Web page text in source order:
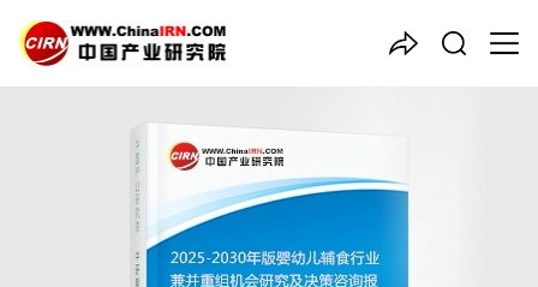
中国产业咨询领导者
2025-2030年版
行业兼并重组机会研究及决策
咨询报告
品质保障，一年免费更新维护
出版日期：2025年10月